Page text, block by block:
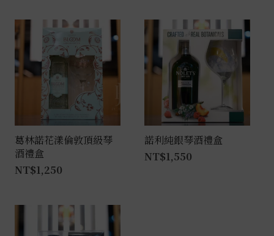
葛林諾花漾倫敦頂級琴
酒禮盒
NT$1,250
諾利純銀琴酒禮盒
NT$1,550